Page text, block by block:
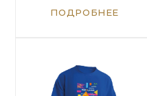
ПОДРОБНЕЕ